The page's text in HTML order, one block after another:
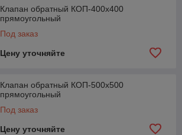
Клапан обратный КОП-400х400
прямоугольный
Под заказ
Цену уточняйте
Клапан обратный КОП-500х500
прямоугольный
Под заказ
Цену уточняйте